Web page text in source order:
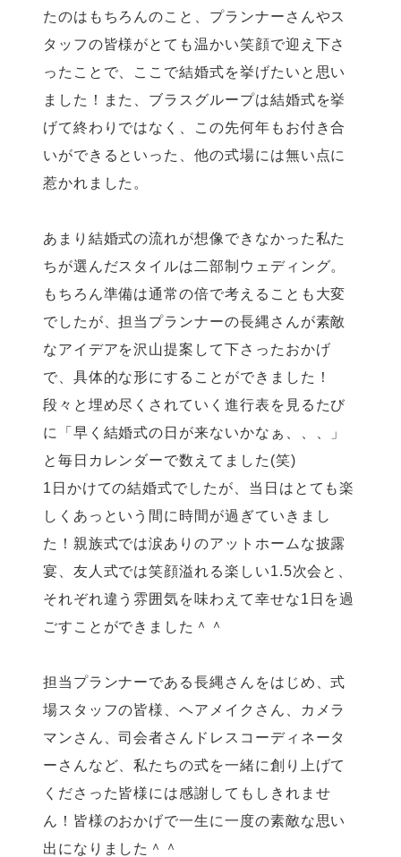
たのはもちろんのこと、プランナーさんやス
タッフの皆様がとても温かい笑顔で迎え下さ
ったことで、ここで結婚式を挙げたいと思い
ました！また、ブラスグループは結婚式を挙
げて終わりではなく、この先何年もお付き合
いができるといった、他の式場には無い点に
惹かれました。
あまり結婚式の流れが想像できなかった私た
ちが選んだスタイルは二部制ウェディング。
もちろん準備は通常の倍で考えることも大変
でしたが、担当プランナーの長縄さんが素敵
なアイデアを沢山提案して下さったおかげ
で、具体的な形にすることができました！
段々と埋め尽くされていく進行表を見るたび
に「早く結婚式の日が来ないかなぁ、、、」
と毎日カレンダーで数えてました(笑)
1日かけての結婚式でしたが、当日はとても楽
しくあっという間に時間が過ぎていきまし
た！親族式では涙ありのアットホームな披露
宴、友人式では笑顔溢れる楽しい1.5次会と、
それぞれ違う雰囲気を味わえて幸せな1日を過
ごすことができました＾＾
担当プランナーである長縄さんをはじめ、式
場スタッフの皆様、ヘアメイクさん、カメラ
マンさん、司会者さんドレスコーディネータ
ーさんなど、私たちの式を一緒に創り上げて
くださった皆様には感謝してもしきれませ
ん！皆様のおかげで一生に一度の素敵な思い
出になりました＾＾